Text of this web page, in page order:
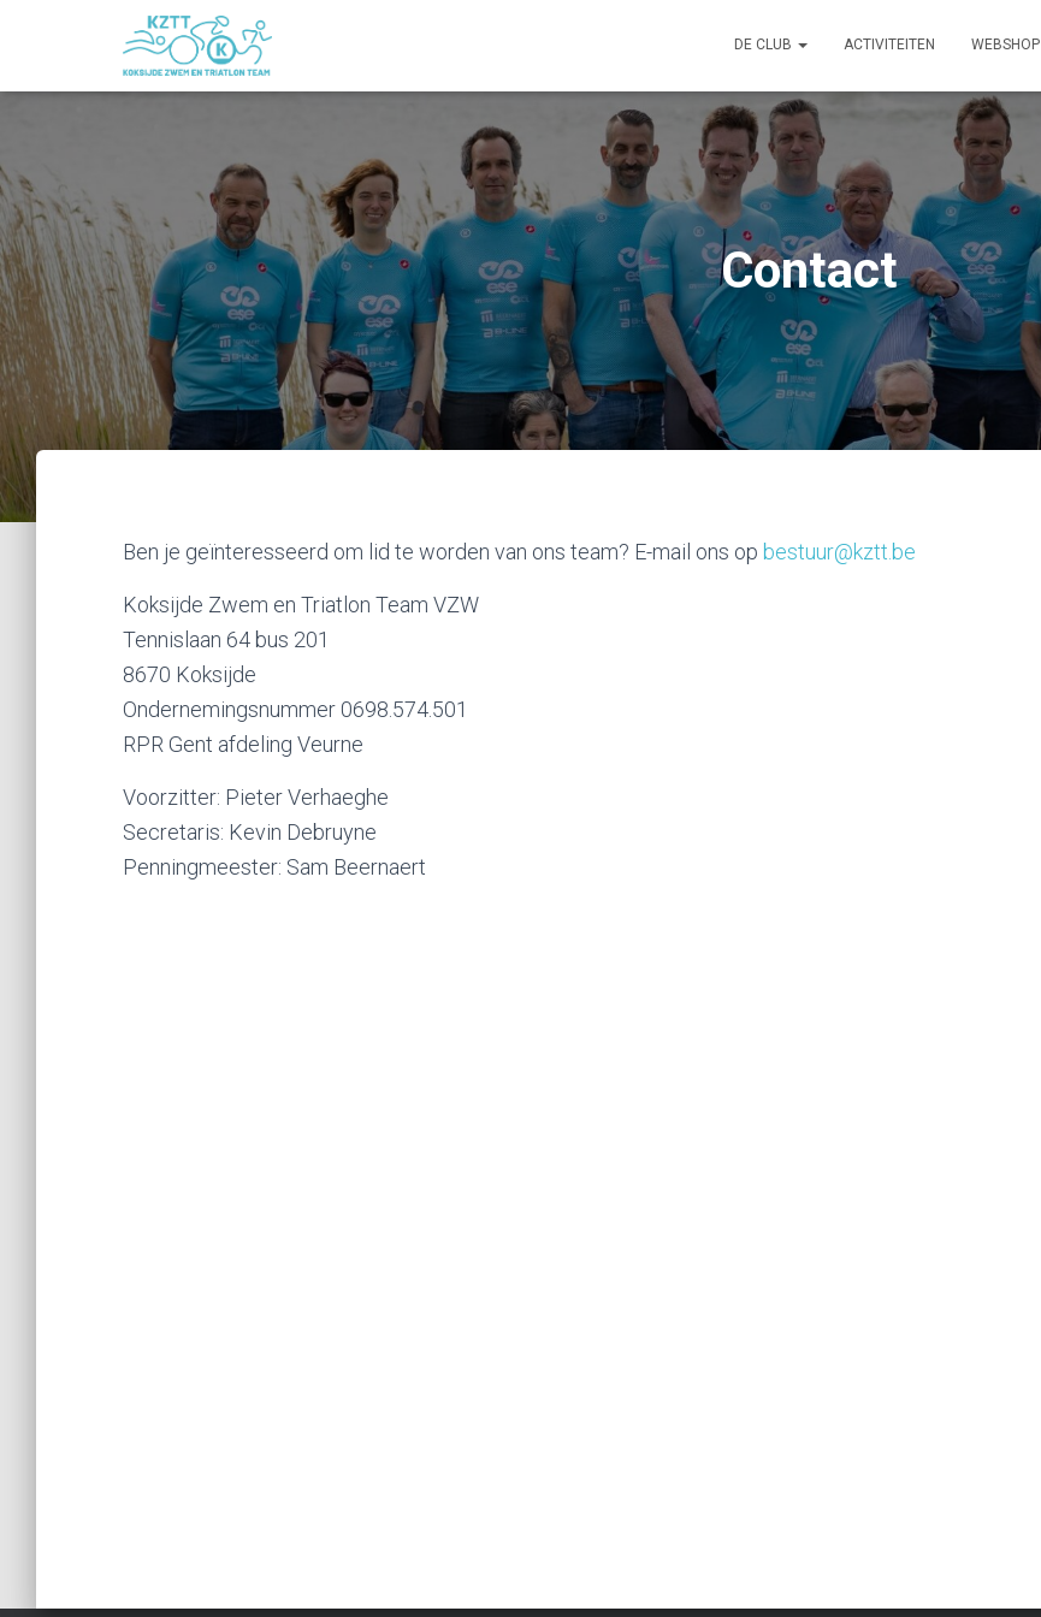
DE CLUB ACTIVITEITEN WEBSHOP
Contact
Ben je geïnteresseerd om lid te worden van ons team? E-mail ons op bestuur@kztt.be
Koksijde Zwem en Triatlon Team VZW
Tennislaan 64 bus 201
8670 Koksijde
Ondernemingsnummer 0698.574.501
RPR Gent afdeling Veurne
Voorzitter: Pieter Verhaeghe
Secretaris: Kevin Debruyne
Penningmeester: Sam Beernaert